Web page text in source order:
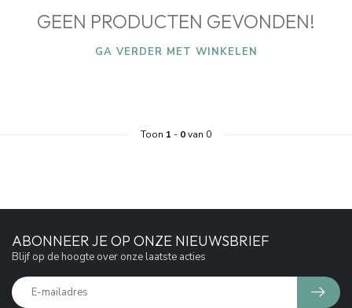
GEEN PRODUCTEN GEVONDEN!
GA VERDER MET WINKELEN
Toon 1 - 0van 0
ABONNEER JE OP ONZE NIEUWSBRIEF
Blijf op de hoogte over onze laatste acties